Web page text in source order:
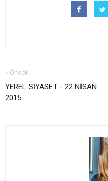
« Önceki
YEREL SİYASET - 22 NİSAN
2015